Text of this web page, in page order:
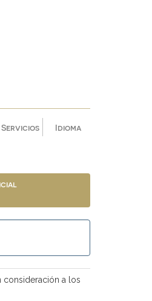
Idioma
Servicios
consideración a los